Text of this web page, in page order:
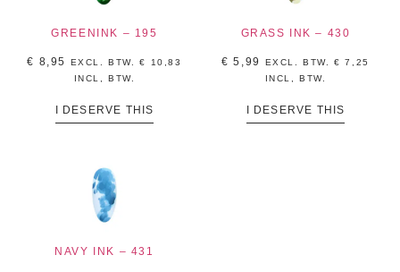
GREENINK – 195
€ 8,95 EXCL. BTW.€
10,83
INCL, BTW.
I DESERVE THIS
GRASS INK – 430
€ 5,99 EXCL. BTW.€ 7,25
INCL, BTW.
I DESERVE THIS
NAVY INK – 431